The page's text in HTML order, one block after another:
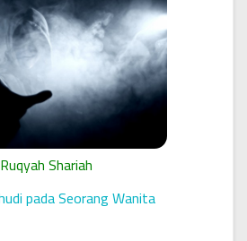
Ruqyah Shariah
pada Seorang Wanita